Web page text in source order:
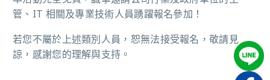
管、IT 相關及專業技術人員踴躍報名參加！
若您不屬於上述類別人員，恕無法接受報名，敬請見
諒，感謝您的理解與支持。